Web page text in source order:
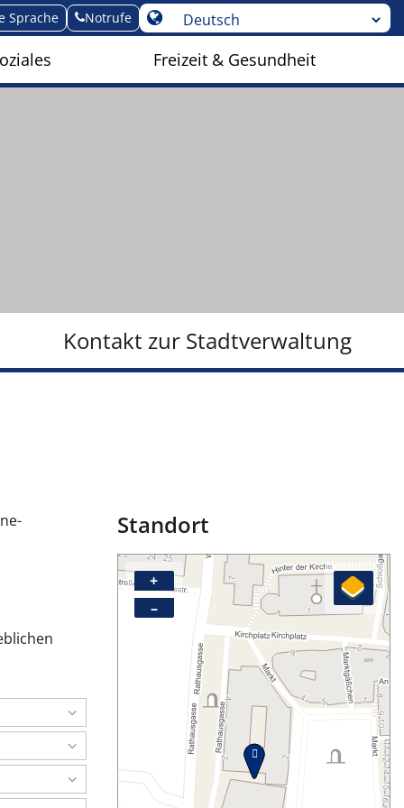
Sprache Notrufe
Freizeit & Gesundheit
Kontakt zur Stadtverwaltung
Standort
+
–